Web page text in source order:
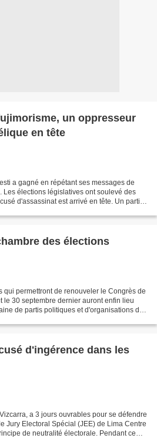
un oppresseur
en tête
a gagné en répétant ses messages de
Les élections législatives ont soulevé des
d'assassinat est arrivé en tête. Un parti
des élections
qui permettront de renouveler le Congrès de
le 30 septembre dernier auront enfin lieu
de partis politiques et d'organisations de
d'ingérence dans les
a 3 jours ouvrables pour se défendre
Jury Electoral Spécial (JEE) de Lima Centre
de neutralité électorale. Pendant ce